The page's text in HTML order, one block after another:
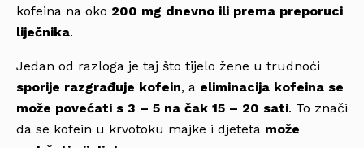
kofeina na oko 200 mg dnevno ili prema preporuci
liječnika.
Jedan od razloga je taj što tijelo žene u trudnoći
sporije razgrađuje kofein, a eliminacija kofeina se
može povećati s 3 – 5 na čak 15 – 20 sati. To znači
da se kofein u krvotoku majke i djeteta može